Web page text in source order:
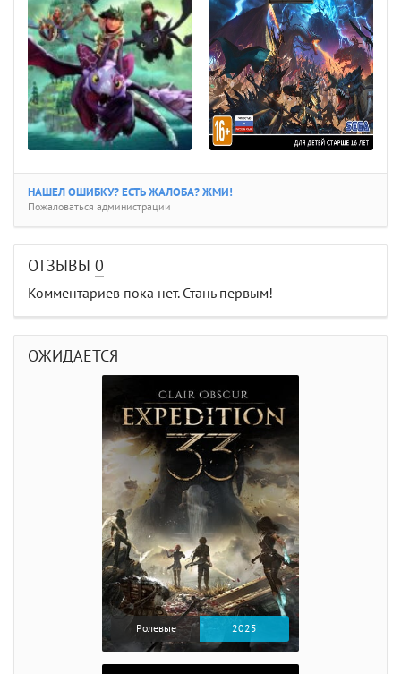
НАШЕЛ ОШИБКУ? ЕСТЬ ЖАЛОБА? ЖМИ!
Пожаловаться администрации
ОТЗЫВЫ 0
Комментариев пока нет. Стань первым!
ОЖИДАЕТСЯ
Ролевые 2025